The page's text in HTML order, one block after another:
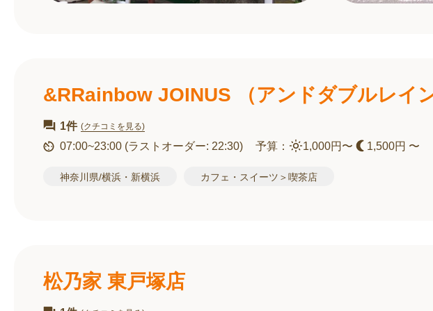
&RRainbow JOINUS （アンドダブルレイン
1件 (クチコミを見る)
07:00~23:00 (ラストオーダー: 22:30) 予算： 1,000円〜 1,500円 〜
神奈川県/横浜・新横浜 カフェ・スイーツ＞喫茶店
松乃家 東戸塚店